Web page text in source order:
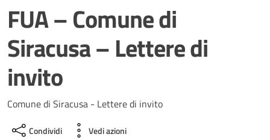
FUA – Comune di
Siracusa – Lettere di
invito
Comune di Siracusa - Lettere di invito
Condividi Vedi azioni